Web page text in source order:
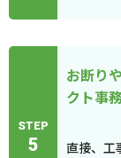
STEP
5
お断り
クト事
直接、工